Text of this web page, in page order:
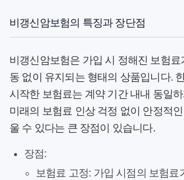
비갱신암보험의 특징과 장단점
비갱신암보험은 가입 시 정해진 보험료
동 없이 유지되는 형태의 상품입니다.
시작한 보험료는 계약 기간 내내 동일
미래의 보험료 인상 걱정 없이 안정적인
울 수 있다는 큰 장점이 있습니다.
장점:
보험료 고정: 가입 시점의 보험료